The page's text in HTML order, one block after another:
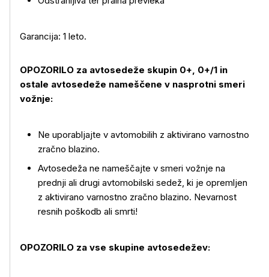
Garancija: 1 leto.
OPOZORILO za avtosedeže skupin 0+, 0+/1 in
ostale avtosedeže nameščene v nasprotni smeri
vožnje:
Ne uporabljajte v avtomobilih z aktivirano varnostno
zračno blazino.
Avtosedeža ne nameščajte v smeri vožnje na
prednji ali drugi avtomobilski sedež, ki je opremljen
z aktivirano varnostno zračno blazino. Nevarnost
resnih poškodb ali smrti!
OPOZORILO za vse skupine avtosedežev: